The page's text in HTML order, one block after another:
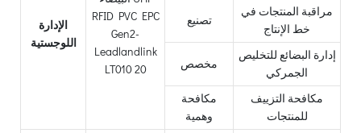
الإدارة
اللوجستية
تصنيع
مراقبة المنتجات في
خط الإنتاج
مخصص
إدارة البضائع للتخليص
الجمركي
مكافحة
وهمية
مكافحة التزييف
للمنتجات